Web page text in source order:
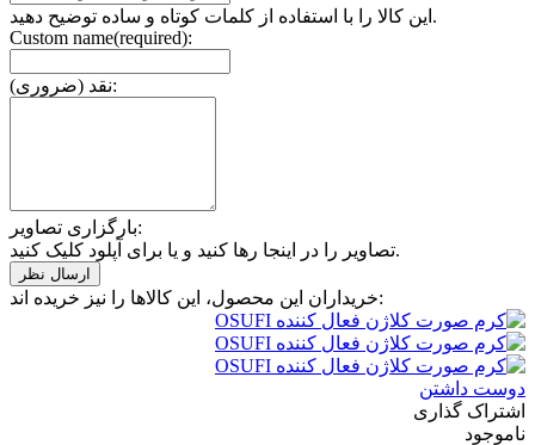
این کالا را با استفاده از کلمات کوتاه و ساده توضیح دهید.
Custom name(required):
نقد (ضروری):
بارگزاری تصاویر:
تصاویر را در اینجا رها کنید و یا برای آپلود کلیک کنید.
خریداران این محصول، این کالاها را نیز خریده اند:
دوست داشتن
اشتراک گذاری
ناموجود